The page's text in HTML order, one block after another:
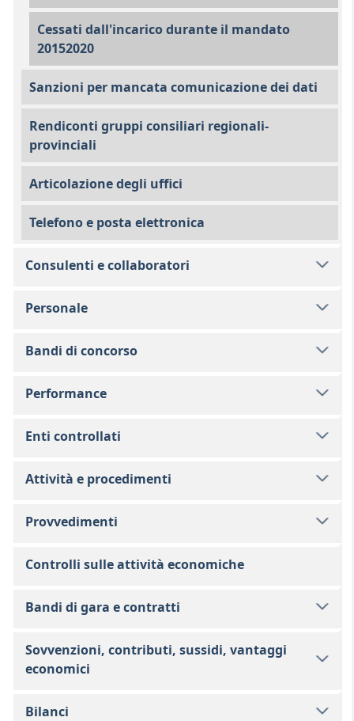
Cessati dall'incarico durante il mandato
20152020
Sanzioni per mancata comunicazione dei dati
Rendiconti gruppi consiliari regionali-
provinciali
Articolazione degli uffici
Telefono e posta elettronica
Consulenti e collaboratori
Personale
Bandi di concorso
Performance
Enti controllati
Attività e procedimenti
Provvedimenti
Controlli sulle attività economiche
Bandi di gara e contratti
Sovvenzioni, contributi, sussidi, vantaggi
economici
Bilanci